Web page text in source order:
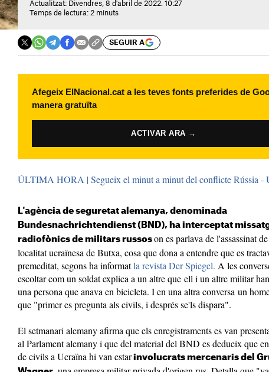
Actualitzat: Divendres, 8 d'abril de 2022. 10:27
Temps de lectura: 2 minuts
SEGUIR A
Afegeix ElNacional.cat a les teves fonts preferides de
manera gratuïta
ACTIVAR ARA →
ÚLTIMA HORA | Segueix el minut a minut del conflicte Rússia -
L'agència de seguretat alemanya, denominada
Bundesnachrichtendienst (BND), ha interceptat
radiofònics de militars russos on es parlava de l'assassinat
localitat ucraïnesa de Butxa, cosa que dona a entendre que es
premeditat, segons ha informatla revista Der Spiegel. A les
escoltar com un soldat explica a un altre que ell i un altre militar
una persona que anava en bicicleta. I en una altra conversa un
que "primer es pregunta als civils, i després se'ls dispara".
El setmanari alemany afirma que els enregistraments es van
al Parlament alemany i que del material del BND es dedueix que
de civils a Ucraïna hi van estarinvolucrats mercenaris del